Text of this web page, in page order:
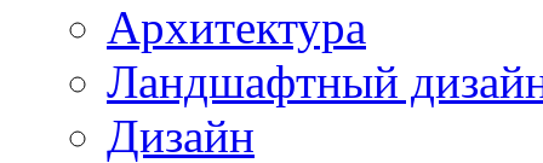
Архитектура
Ландшафтный
Дизайн